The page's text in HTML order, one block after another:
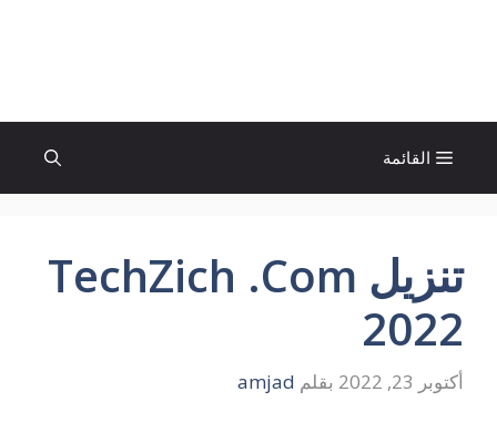
القائمة
تنزيل TechZich .Com
2022
أكتوبر 23, 2022 بقلم amjad